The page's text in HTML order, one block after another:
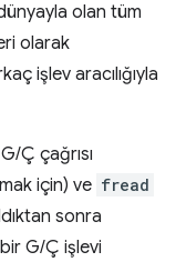
olan tüm
olarak
işlev aracılığıyla
Ç çağrısı
için) ve fread
sonra
G/Ç işlevi